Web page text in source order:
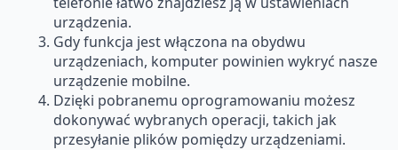
urządzenia.
Gdy funkcja jest włączona na obydwu
urządzeniach, komputer powinien wykryć nasze
urządzenie mobilne.
Dzięki pobranemu oprogramowaniu możesz
dokonywać wybranych operacji, takich jak
przesyłanie plików pomiędzy urządzeniami.